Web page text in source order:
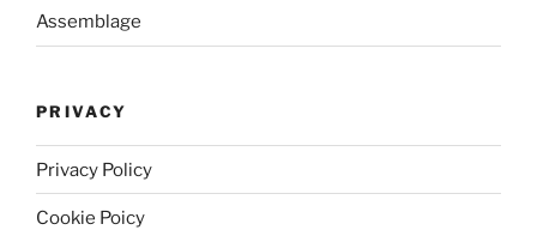
Assemblage
PRIVACY
Privacy Policy
Cookie Poicy